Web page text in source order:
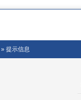
» 提示信息